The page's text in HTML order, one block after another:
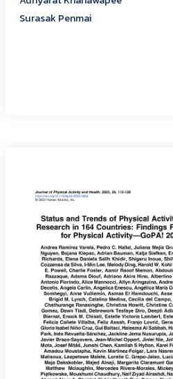
Surasak Penmai